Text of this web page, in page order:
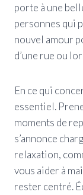
porte à une
personnes qui
nouvel amour
d’une rue ou
En ce qui
essentiel.
moments de
s’annonce
relaxation,
vous aider à
rester centré.